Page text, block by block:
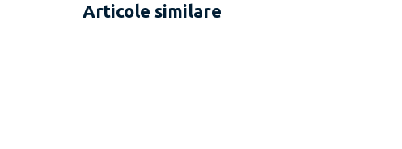
Articole similare